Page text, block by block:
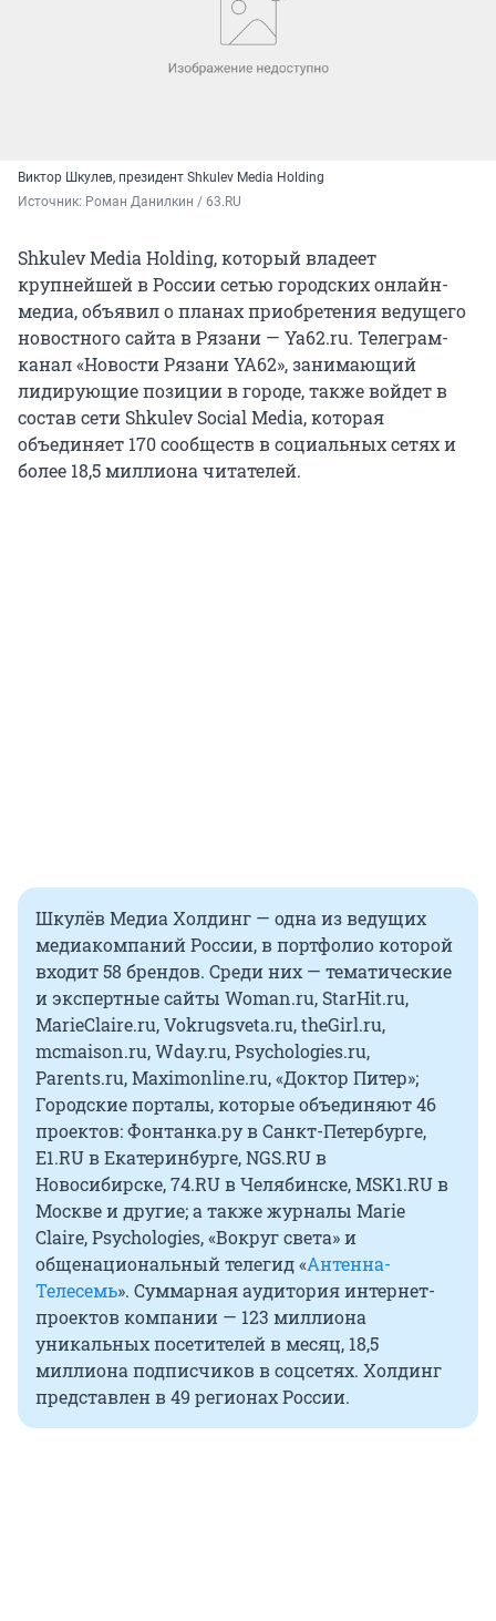
Виктор Шкулев, президент Shkulev Media Holding
Источник: Роман Данилкин / 63.RU
Shkulev Media Holding, который владеет
крупнейшей в России сетью городских онлайн-
медиа, объявил о планах приобретения ведущего
новостного сайта в Рязани — Ya62.ru. Телеграм-
канал «Новости Рязани YA62», занимающий
лидирующие позиции в городе, также войдет в
состав сети Shkulev Social Media, которая
объединяет 170 сообществ в социальных сетях и
более 18,5 миллиона читателей.
Шкулёв Медиа Холдинг — одна из ведущих
медиакомпаний России, в портфолио которой
входит 58 брендов. Среди них — тематические
и экспертные сайты Woman.ru, StarHit.ru,
MarieClaire.ru, Vokrugsveta.ru, theGirl.ru,
mcmaison.ru, Wday.ru, Psychologies.ru,
Parents.ru, Maximonline.ru, «Доктор Питер»;
Городские порталы, которые объединяют 46
проектов: Фонтанка.ру в Санкт-Петербурге,
E1.RU в Екатеринбурге, NGS.RU в
Новосибирске, 74.RU в Челябинске, MSK1.RU в
Москве и другие; а также журналы Marie
Claire, Psychologies, «Вокруг света» и
общенациональный телегид «Антенна-
Телесемь». Суммарная аудитория интернет-
проектов компании — 123 миллиона
уникальных посетителей в месяц, 18,5
миллиона подписчиков в соцсетях. Холдинг
представлен в 49 регионах России.